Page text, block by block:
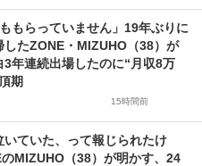
ももらっていません」19年ぶりに
したZONE・MIZUHO（38）が
3年連続出場したのに“月収8万
期
15時間前
いていた、って報じられたけ
MIZUHO（38）が明かす、24